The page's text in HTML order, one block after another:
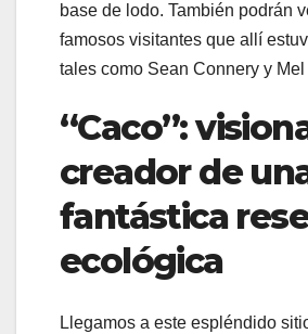
base de lodo. También podrán
famosos visitantes que allí
tales como Sean Connery y Mel
“Caco”:
creador de
fantástica
ecológica
Llegamos a este espléndido